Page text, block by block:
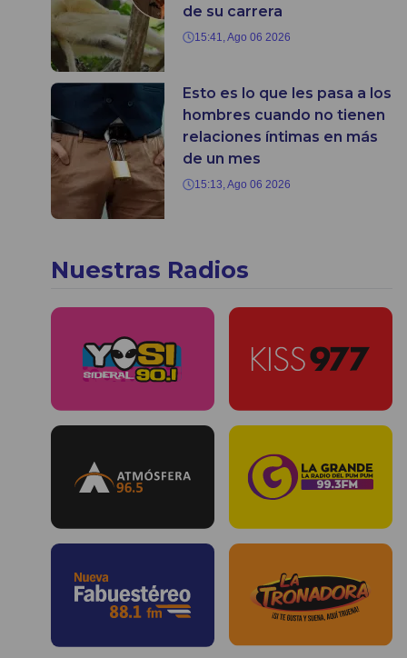
de su carrera
15:41, Ago 06 2026
Esto es lo que les pasa a los
hombres cuando no tienen
relaciones íntimas en más
de un mes
15:13, Ago 06 2026
Nuestras Radios